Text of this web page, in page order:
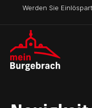
Werden Sie